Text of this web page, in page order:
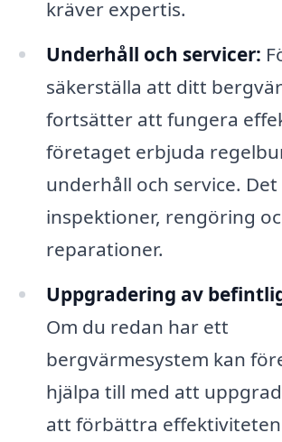
kräver expertis.
Underhåll och servicer:
säkerställa att ditt
fortsätter att fungera
företaget erbjuda
underhåll och service.
inspektioner, rengöring
reparationer.
Uppgradering av
Om du redan har ett
bergvärmesystem kan
hjälpa till med att
att förbättra